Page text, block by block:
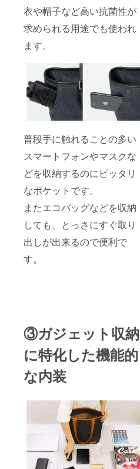
衣や帽子など高い抗菌性が
求められる用途でも使われ
ます。
普段手に触れることの多い
スマートフォンやマスクな
どを収納するのにピッタリ
なポケットです。
またエコバッグなどを収納
しても、とっさにすぐ取り
出しが出来るので便利で
す。
③ガジェット収納
に特化した機能的
な内装